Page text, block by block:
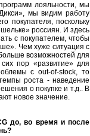
лояльности, мы
мы видим работу
покупателя, поскольку
россиян. И здесь
с покупателем, чтобы
Чем хуже ситуация с
возможностей для
пор «развитие» для
с out-of-stoсk, то
роста - наведение
о покупке и т.д.. В
новое значение.
до, во время и после